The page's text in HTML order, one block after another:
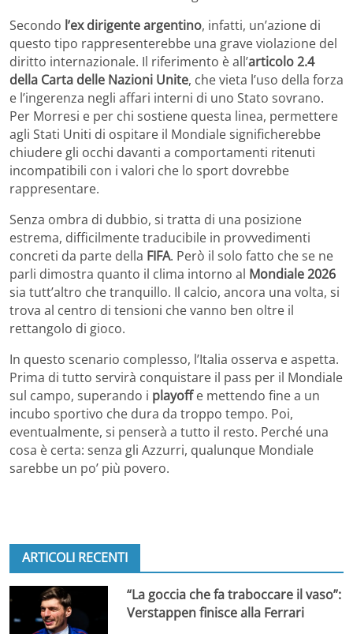
Secondo l’ex dirigente argentino, infatti, un’azione di
questo tipo rappresenterebbe una grave violazione del
diritto internazionale. Il riferimento è all’articolo 2.4
della Carta delle Nazioni Unite, che vieta l’uso della forza
e l’ingerenza negli affari interni di uno Stato sovrano.
Per Morresi e per chi sostiene questa linea, permettere
agli Stati Uniti di ospitare il Mondiale significherebbe
chiudere gli occhi davanti a comportamenti ritenuti
incompatibili con i valori che lo sport dovrebbe
rappresentare.
Senza ombra di dubbio, si tratta di una posizione
estrema, difficilmente traducibile in provvedimenti
concreti da parte della FIFA. Però il solo fatto che se ne
parli dimostra quanto il clima intorno al Mondiale 2026
sia tutt’altro che tranquillo. Il calcio, ancora una volta, si
trova al centro di tensioni che vanno ben oltre il
rettangolo di gioco.
In questo scenario complesso, l’Italia osserva e aspetta.
Prima di tutto servirà conquistare il pass per il Mondiale
sul campo, superando i playoffe mettendo fine a un
incubo sportivo che dura da troppo tempo. Poi,
eventualmente, si penserà a tutto il resto. Perché una
cosa è certa: senza gli Azzurri, qualunque Mondiale
sarebbe un po’ più povero.
ARTICOLI RECENTI
“La goccia che fa traboccare il vaso”:
Verstappen finisce alla Ferrari